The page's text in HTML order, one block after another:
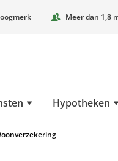
Meer dan 1,8
Hypotheken